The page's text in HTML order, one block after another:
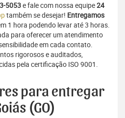
5053e fale com nossa equipe24
também se desejar! Entregamos
1 hora podendo levar até 3 horas.
para oferecer um atendimento
em cada contato.
rigorosos e auditados,
pela certificação ISO 9001.
para entregar
(GO)